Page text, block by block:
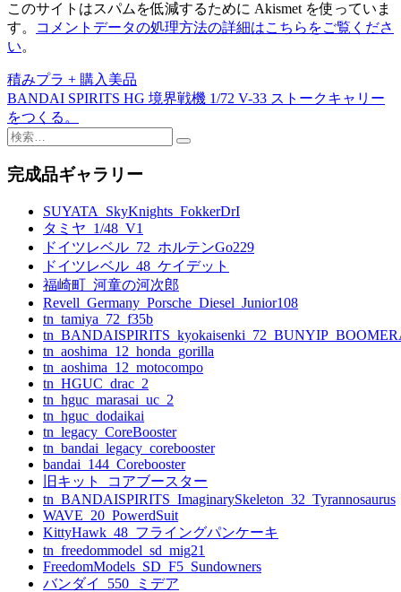
このサイトはスパムを低減するために Akismet を使っていま
す。
コメントデータの処理方法の詳細はこちらをご覧くださ
い。
投
稿
ナ
ビ
積みプラ + 購入美品
BANDAI SPIRITS HG 境界戦機 1/72 V-33 ストークキャリー
をつくる。
検
完成品ギャラリー
SUYATA_SkyKnights_FokkerDrI
タミヤ_1/48_V1
ドイツレベル_72_ホルテンGo229
ドイツレベル_48_ケイデット
福崎町_河童の河次郎
Revell_Germany_Porsche_Diesel_Junior108
tn_tamiya_72_f35b
tn_aoshima_12_honda_gorilla
tn_aoshima_12_motocompo
tn_HGUC_drac_2
tn_hguc_marasai_uc_2
tn_hguc_dodaikai
tn_legacy_CoreBooster
tn_bandai_legacy_corebooster
bandai_144_Corebooster
旧キット_コアブースター
tn_BANDAISPIRITS_ImaginarySkeleton_32_Tyrannosaurus
WAVE_20_PowerdSuit
KittyHawk_48_フライングパンケーキ
tn_freedommodel_sd_mig21
FreedomModels_SD_F5_Sundowners
バンダイ_550_ミデア